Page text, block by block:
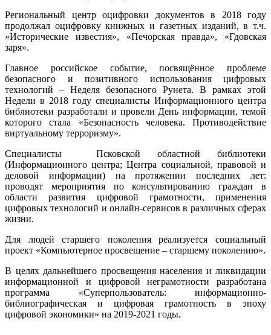
Региональный центр оцифровки документов в 2018 году
продолжал оцифровку книжных и газетных изданий, в т.ч.
«Исторические известия», «Печорская правда», «Гдовская
заря».
Главное российское событие, посвящённое проблеме
безопасного и позитивного использования цифровых
технологий – Неделя безопасного Рунета. В рамках этой
Недели в 2018 году специалисты Информационного центра
библиотеки разработали и провели День информации, темой
которого стала «Безопасность человека. Противодействие
виртуальному терроризму».
Специалисты Псковской областной библиотеки
(Информационного центра; Центра социальной, правовой и
деловой информации) на протяжении последних лет:
проводят мероприятия по консультированию граждан в
области развития цифровой грамотности, применения
цифровых технологий и онлайн-сервисов в различных сферах
жизни.
Для людей старшего поколения реализуется социальный
проект «Компьютерное просвещение – старшему поколению».
В целях дальнейшего просвещения населения и ликвидации
информационной и цифровой неграмотности разработана
программа «Суперпользователь: информационно-
библиографическая и цифровая грамотность в эпоху
цифровой экономики» на 2019-2021 годы.